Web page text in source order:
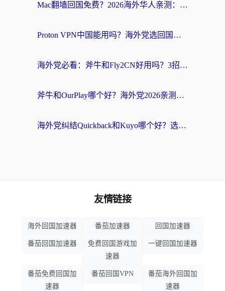
Mac翻墙回国免费？2026海外华人亲测：从CCTV5直播到国内APP，这样选加速器才靠谱
Proton VPN中国能用吗？海外党选回国加速器的避坑指南（附番茄加速器实测）
海外党必看：斧牛和Fly2CN好用吗？3招教你选对回国加速器（附免费试用攻略）
斧牛和OurPlay哪个好？海外党2026亲测：选对加速器，国内资源秒加载
海外党纠结Quickback和Kuyo哪个好？选对回国加速器才能无缝刷国内资源
友情链接
海外回国加速器 番茄加速器 回国加速器
番茄回国加速器
免费回国游戏加
速器
一键回国加速器
番茄免费回国加
速器
番茄回国VPN
番茄海外回国加
速器